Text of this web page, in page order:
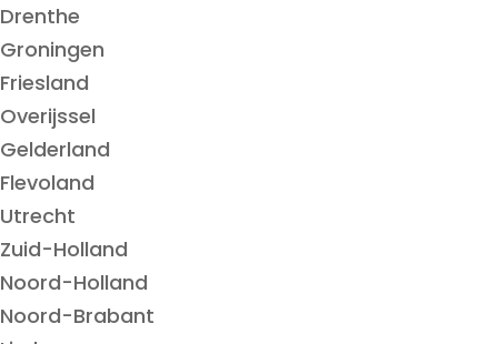
Drenthe
Groningen
Friesland
Overijssel
Gelderland
Flevoland
Utrecht
Zuid-Holland
Noord-Holland
Noord-Brabant